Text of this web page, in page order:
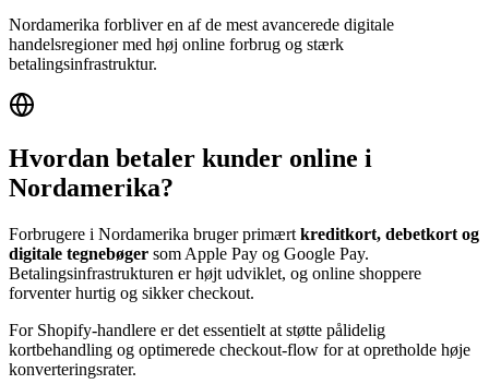
Nordamerika forbliver en af de mest avancerede digitale
handelsregioner med høj online forbrug og stærk
betalingsinfrastruktur.
Hvordan betaler kunder online i
Nordamerika?
Forbrugere i Nordamerika bruger primært kreditkort, debetkort og
digitale tegnebøger som Apple Pay og Google Pay.
Betalingsinfrastrukturen er højt udviklet, og online shoppere
forventer hurtig og sikker checkout.
For Shopify-handlere er det essentielt at støtte pålidelig
kortbehandling og optimerede checkout-flow for at opretholde høje
konverteringsrater.